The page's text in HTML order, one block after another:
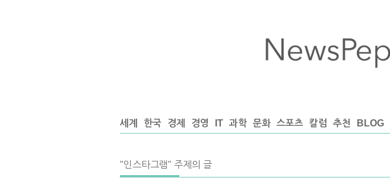
세계 한국 경제 경영 IT 과학 문화 스포츠 칼럼 추천 BLOG
"인스타그램" 주제의 글